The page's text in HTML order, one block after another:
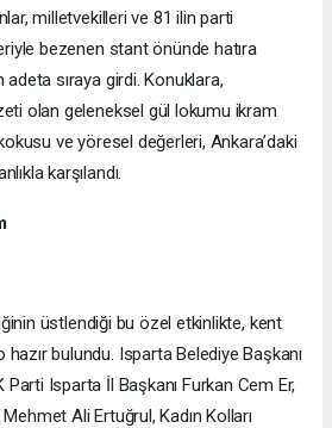
milletvekilleri ve 81 ilin parti
bezenen stant önünde hatıra
sıraya girdi. Konuklara,
olan geleneksel gül lokumu ikram
ve yöresel değerleri, Ankara’daki
karşılandı.
üstlendiği bu özel etkinlikte, kent
bulundu. Isparta Belediye Başkanı
Isparta İl Başkanı Furkan Cem Er,
Ali Ertuğrul, Kadın Kolları